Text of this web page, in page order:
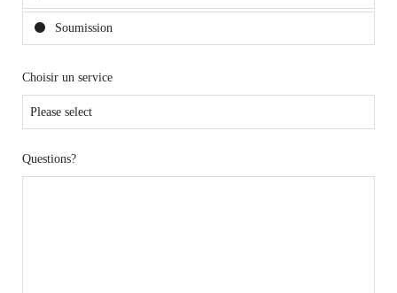
Soumission
Choisir un service
Questions?